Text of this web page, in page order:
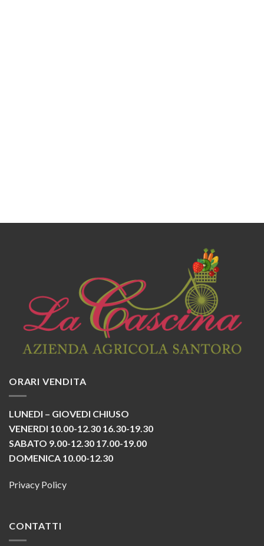
ORARI VENDITA
LUNEDI – GIOVEDI CHIUSO
VENERDI 10.00-12.30 16.30-19.30
SABATO 9.00-12.30 17.00-19.00
DOMENICA 10.00-12.30
Privacy Policy
CONTATTI